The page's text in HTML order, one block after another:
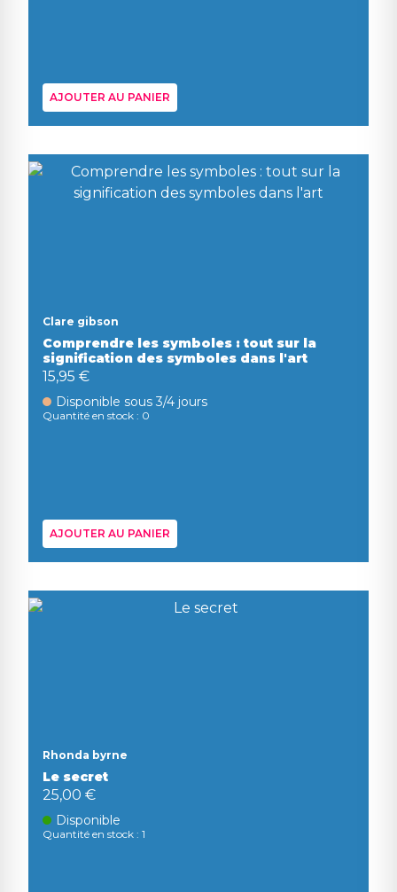
AJOUTER AU PANIER
Clare gibson
Comprendre les symboles : tout sur la
signification des symboles dans l'art
15,95 €
Disponible sous 3/4 jours
Quantité en stock : 0
AJOUTER AU PANIER
Rhonda byrne
Le secret
25,00 €
Disponible
Quantité en stock : 1